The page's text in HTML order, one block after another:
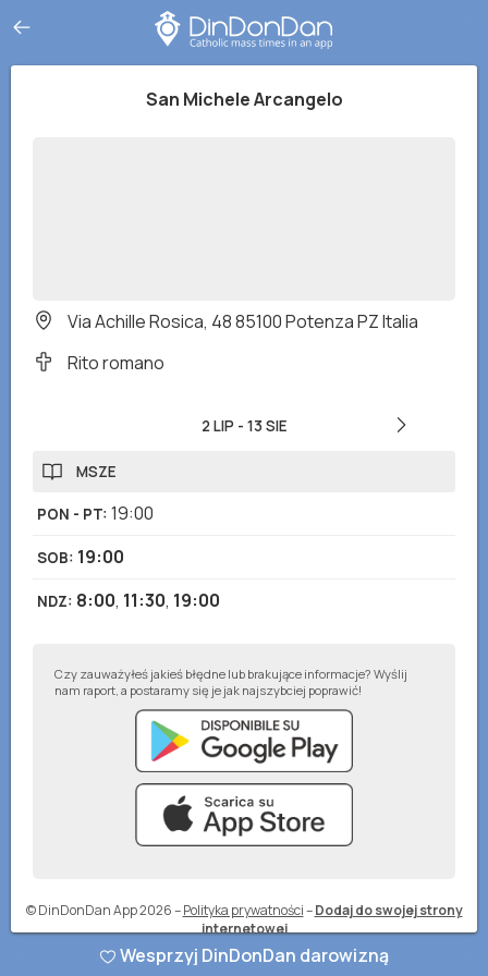
San Michele Arcangelo
Via Achille Rosica, 48 85100 Potenza PZ Italia
Rito romano
2 LIP - 13 SIE
MSZE
PON - PT: 19:00
SOB: 19:00
NDZ: 8:00, 11:30, 19:00
Czy zauważyłeś jakieś błędne lub brakujące informacje? Wyślij
nam raport, a postaramy się je jak najszybciej poprawić!
© DinDonDan App 2026– Polityka prywatności– Dodaj do swojej strony
internetowej
Wesprzyj DinDonDan darowizną